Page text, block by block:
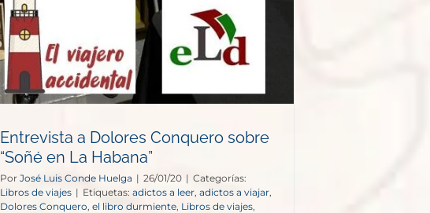
Entrevista a Dolores Conquero sobre
“Soñé en La Habana”
Por José Luis Conde Huelga | 26/01/20 | Categorías:
Libros de viajes | Etiquetas: adictos a leer adictos a viajar
Dolores Conquero, el libro durmiente Libros de viajes,